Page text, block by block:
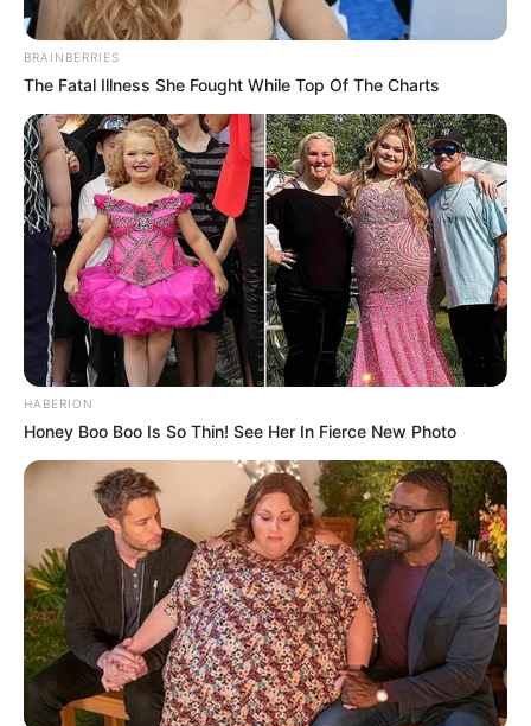
BRAINBERRIES
The Fatal Illness She Fought While Top Of The Charts
HABERION
Honey Boo Boo Is So Thin! See Her In Fierce New Photo